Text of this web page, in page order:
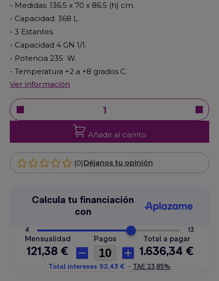
- Medidas: 136.5 x 70 x 86.5 (h) cm.
- Capacidad: 368 L.
- 3 Estantes.
- Capacidad 4 GN 1/1.
- Potencia 235 W.
- Temperatura +2 a +8 grados C.
Ver información
Añadir al carrito
(0)Déjanos tu opinión